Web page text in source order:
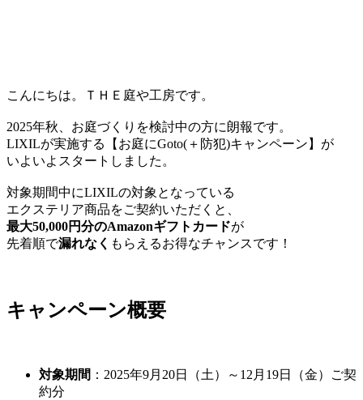
こんにちは。ＴＨＥ庭や工房です。
2025年秋、お庭づくりを検討中の方に朗報です。
LIXILが実施する【お庭にGoto(＋防犯)キャンペーン】が
いよいよスタートしました。
対象期間中にLIXILの対象となっている
エクステリア商品をご契約いただくと、
最大50,000円分のAmazonギフトカードが
先着順で漏れなく もらえるお得なチャンスです！
キャンペーン概要
対象期間 ：2025年9月20日（土）～12月19日（金）ご契
約分